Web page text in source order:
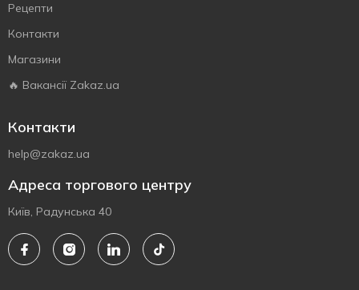
Рецепти
Контакти
Магазини
🔥 Вакансії Zakaz.ua
Контакти
help@zakaz.ua
Адреса торгового центру
Київ, Радунська 40